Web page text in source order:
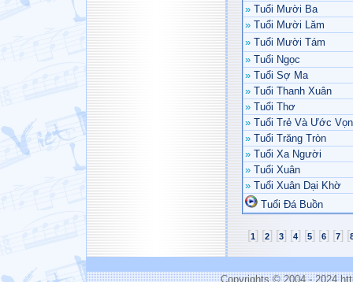
» Tuổi Mười Ba
» Tuổi Mười Lăm
» Tuổi Mười Tám
» Tuổi Ngọc
» Tuổi Sợ Ma
» Tuổi Thanh Xuân
» Tuổi Thơ
» Tuổi Trẻ Và Ước
» Tuổi Trăng Tròn
» Tuổi Xa Người
» Tuổi Xuân
» Tuổi Xuân Dại Khờ
Tuổi Đá Buồn
[1] [2] [3] [4] [5] [6] [7] [
Copyrights © 2004 - 2024